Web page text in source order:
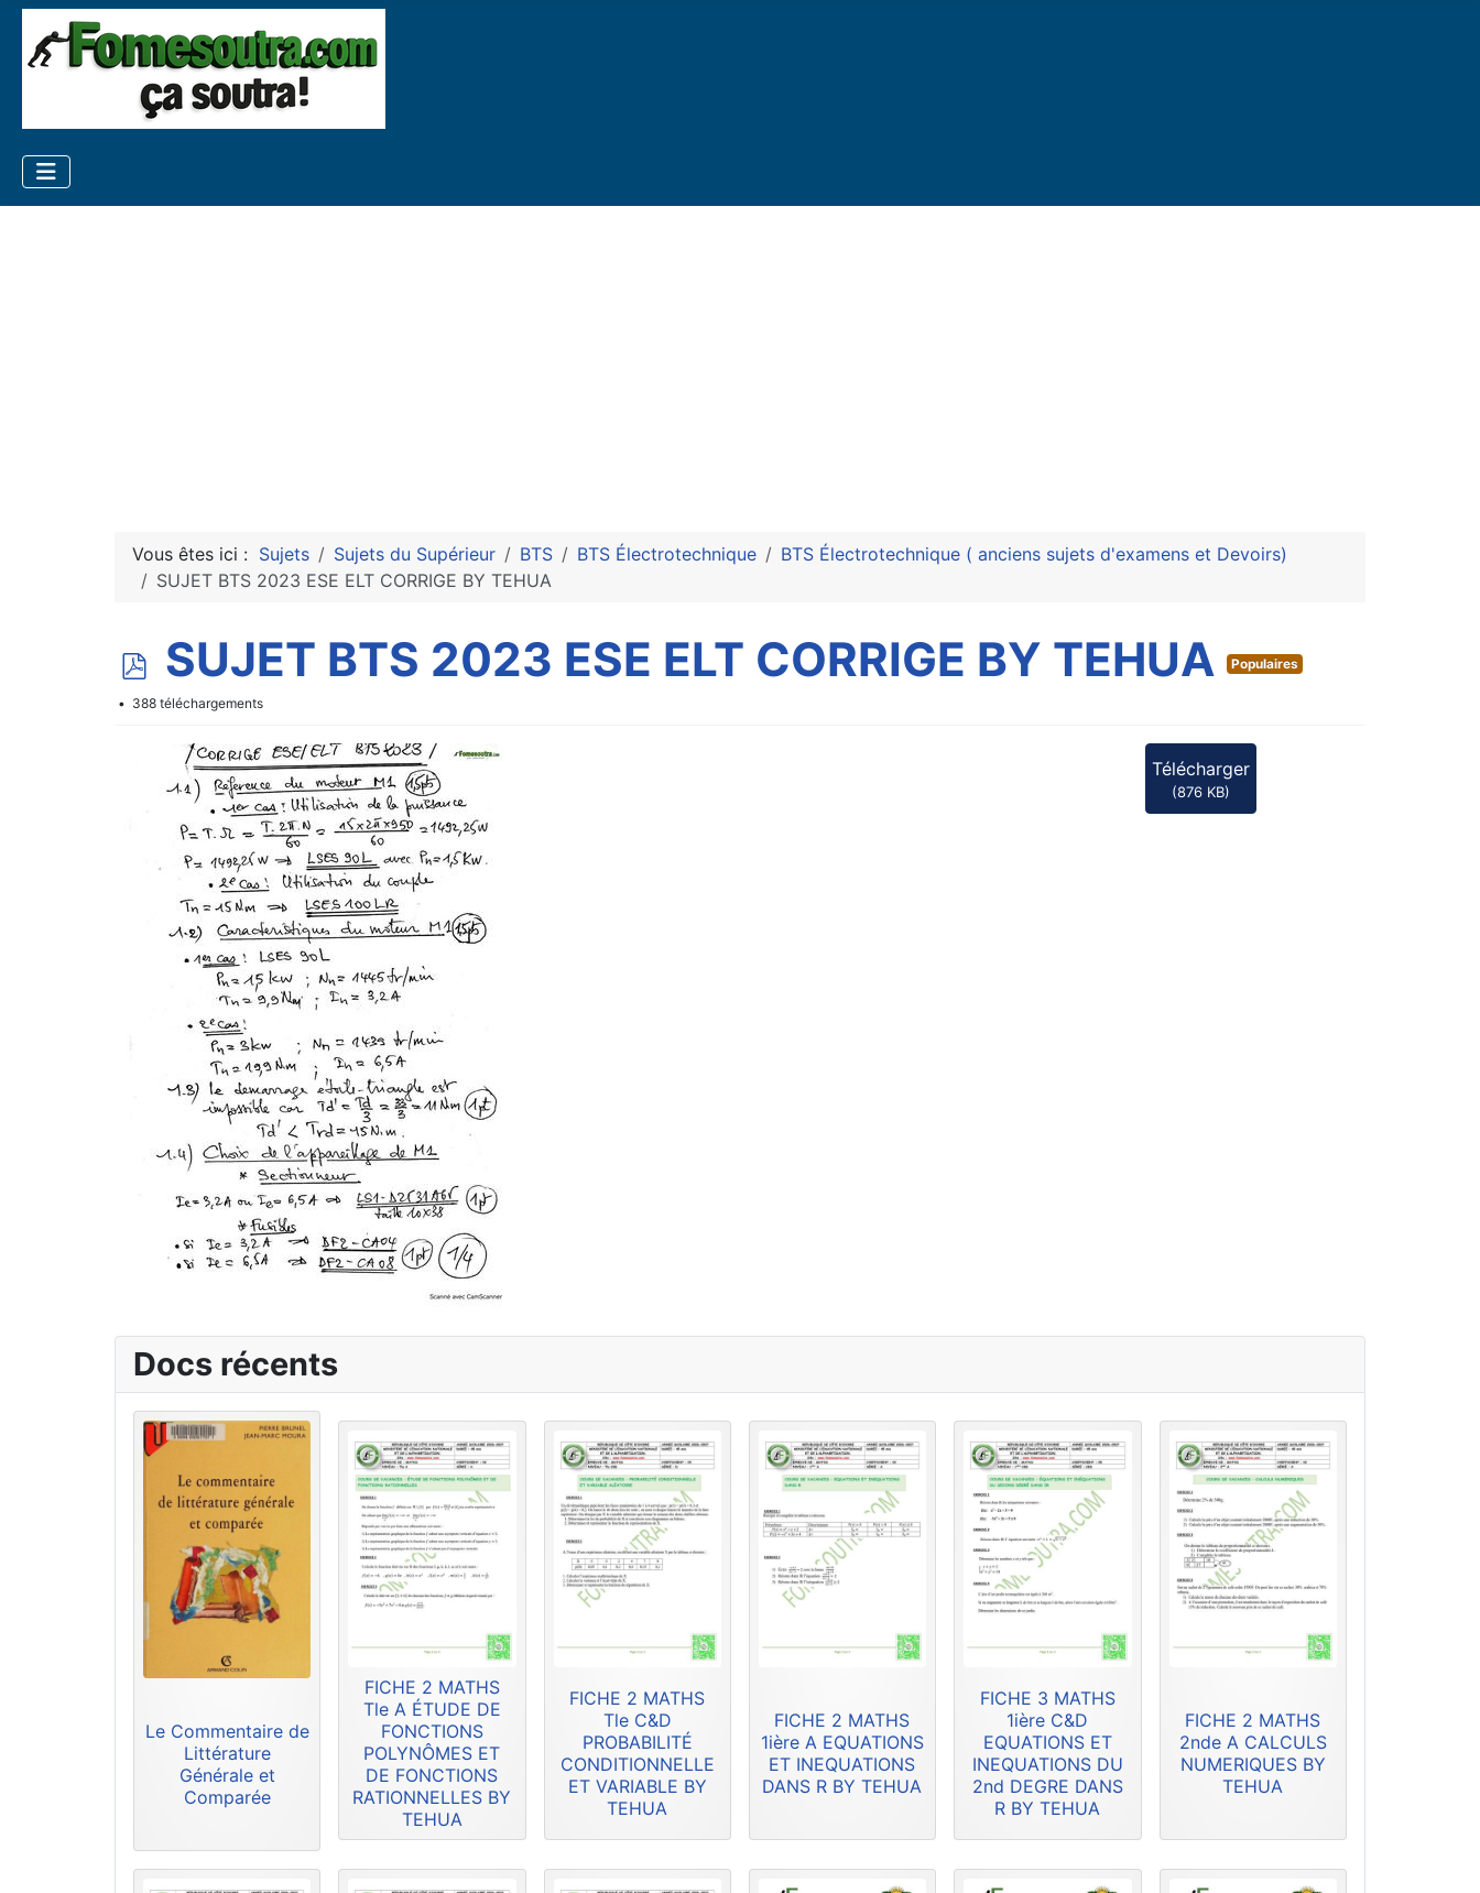
Vous êtes ici : Sujets Sujets du Supérieur BTS BTS Électrotechnique
BTS Électrotechnique ( anciens sujets d'examens et Devoirs)
SUJET BTS 2023 ESE ELT CORRIGE BY TEHUA
p
d
f
SUJET BTS 2023 ESE ELT CORRIGE BY TEHUA Populaires
388 téléchargements
Télécharger
(876 KB)
Docs récents
Le Commentaire de
Littérature
Générale et
Comparée
FICHE 2 MATHS
Tle A ÉTUDE DE
FONCTIONS
POLYNÔMES ET
DE FONCTIONS
RATIONNELLES BY
TEHUA
FICHE 2 MATHS
Tle C&D
PROBABILITÉ
CONDITIONNELLE
ET VARIABLE BY
TEHUA
FICHE 2 MATHS
1ière A EQUATIONS
ET INEQUATIONS
DANS R BY TEHUA
FICHE 3 MATHS
1ière C&D
EQUATIONS ET
INEQUATIONS DU
2nd DEGRE DANS
R BY TEHUA
FICHE 2 MATHS
2nde A CALCULS
NUMERIQUES BY
TEHUA